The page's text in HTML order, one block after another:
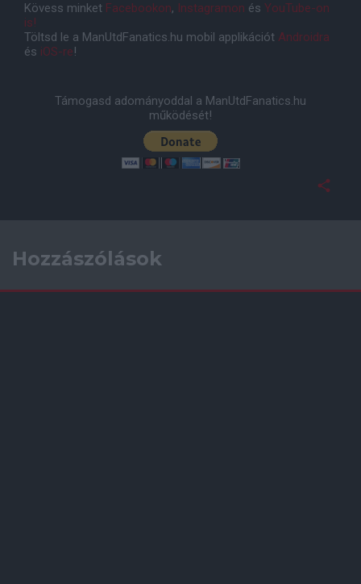
Kövess minket Facebookon, Instagramon és YouTube-on
is!
Töltsd le a ManUtdFanatics.hu mobil applikációt Androidra
és iOS-re!
Támogasd adományoddal a ManUtdFanatics.hu
működését!
Hozzászólások